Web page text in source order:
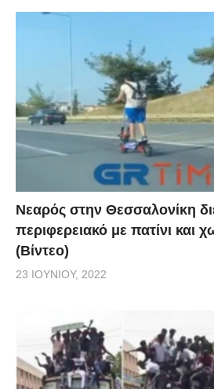
Νεαρός στην Θεσσαλονίκη
περιφερειακό με πατίνι και
(Βίντεο)
23 ΙΟΥΝΊΟΥ, 2022